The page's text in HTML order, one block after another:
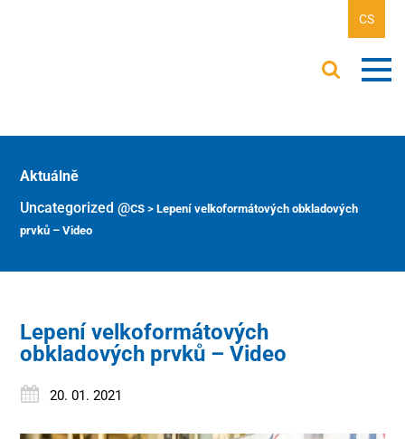
CS
Aktuálně
Uncategorized @cs >Lepení velkoformátových obkladových
prvků – Video
Lepení velkoformátových
obkladových prvků – Video
20. 01. 2021